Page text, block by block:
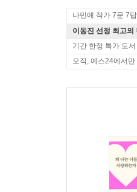
나민애 작가 7문 7답
이동진 선정 최고의
기간 한정 특가 도서
오직, 예스24에서만